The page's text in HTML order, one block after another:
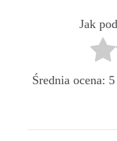
Jak
Średnia ocena: 5